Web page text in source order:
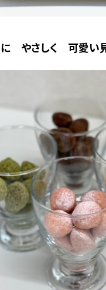
に やさしく 可愛い